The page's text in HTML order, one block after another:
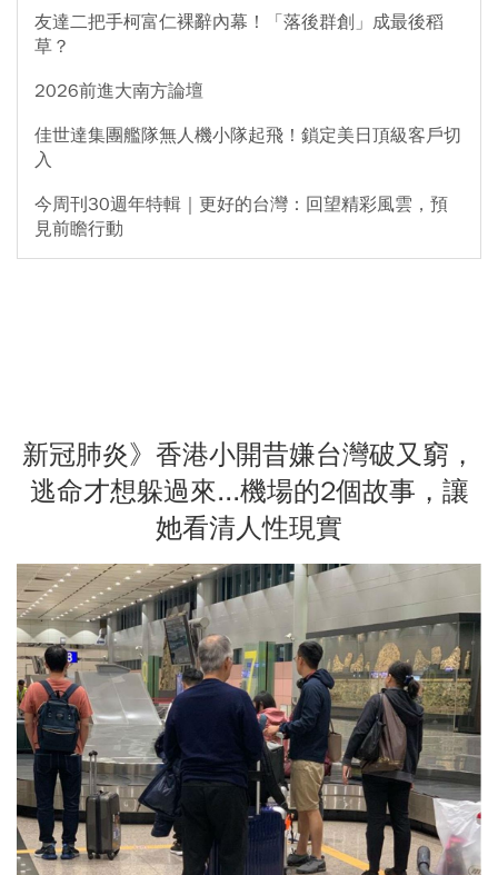
友達二把手柯富仁裸辭內幕！「落後群創」成最後稻
草？
2026前進大南方論壇
佳世達集團艦隊無人機小隊起飛！鎖定美日頂級客戶切
入
今周刊30週年特輯｜更好的台灣：回望精彩風雲，預
見前瞻行動
新冠肺炎》香港小開昔嫌台灣破又窮，
逃命才想躲過來...機場的2個故事，讓
她看清人性現實